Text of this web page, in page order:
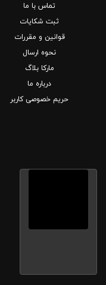
تماس با ما
ثبت شکایات
قوانین و مقررات
نحوه ارسال
مارکا بلاگ
درباره ما
حریم خصوصی کاربر